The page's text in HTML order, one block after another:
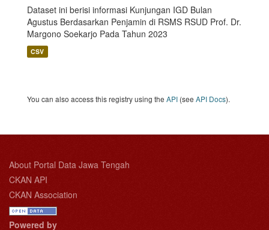
Dataset ini berisi informasi Kunjungan IGD Bulan
Agustus Berdasarkan Penjamin di RSMS RSUD Prof. Dr.
Margono Soekarjo Pada Tahun 2023
CSV
You can also access this registry using the API (see API Docs).
About Portal Data Jawa Tengah
CKAN API
CKAN Association
Powered by